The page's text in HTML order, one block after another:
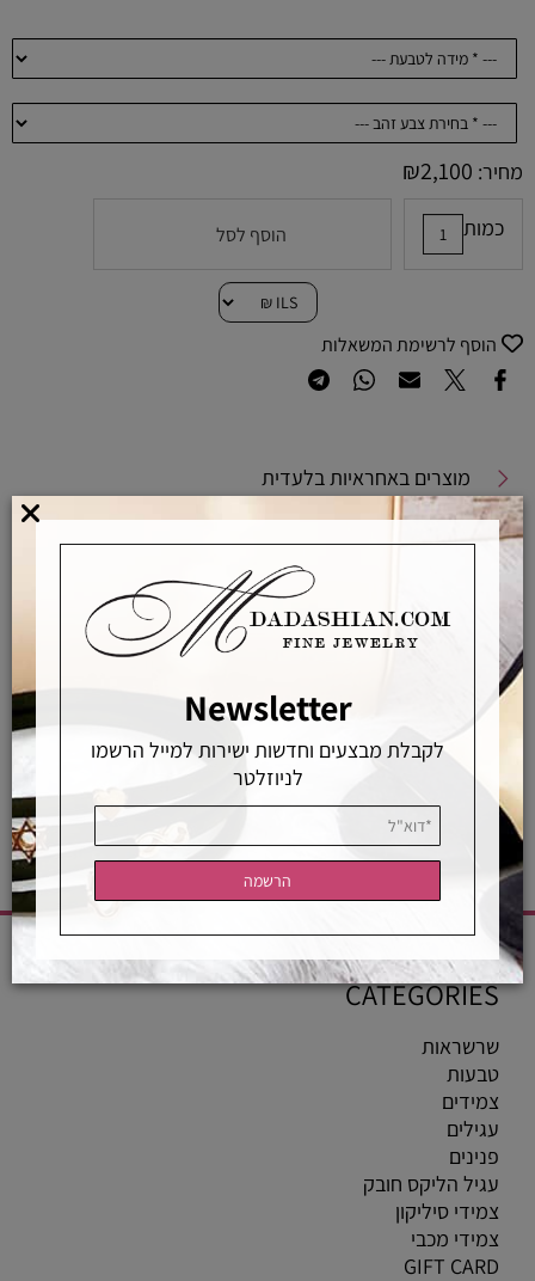
מחיר: ₪2,100
כמות הוסף לסל
הוסף לרשימת המשאלות
מוצרים באחראיות בלעדית
מוצרים מקוריים ללא זיופים
אפשרויות החלפה / החזרה
רכישה מאובטחת
אחראיות בלעדית משלוחים מהירים רכישה מאובטחת
CATEGORIES
שרשראות
טבעות
צמידים
עגילים
פנינים
עגיל הליקס חובק
צמידי סיליקון
צמידי מכבי
GIFT CARD
Newsletter
לקבלת מבצעים וחדשות ישירות למייל הרשמו
לניוזלטר